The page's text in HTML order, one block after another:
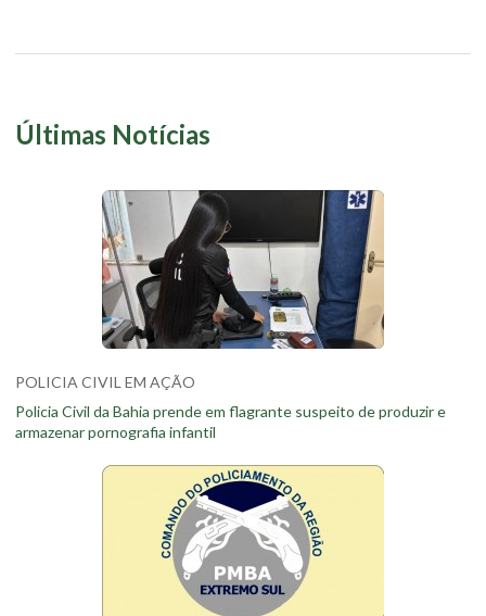
Últimas Notícias
POLICIA CIVIL EM AÇÃO
Policia Civil da Bahia prende em flagrante suspeito de produzir e
armazenar pornografia infantil